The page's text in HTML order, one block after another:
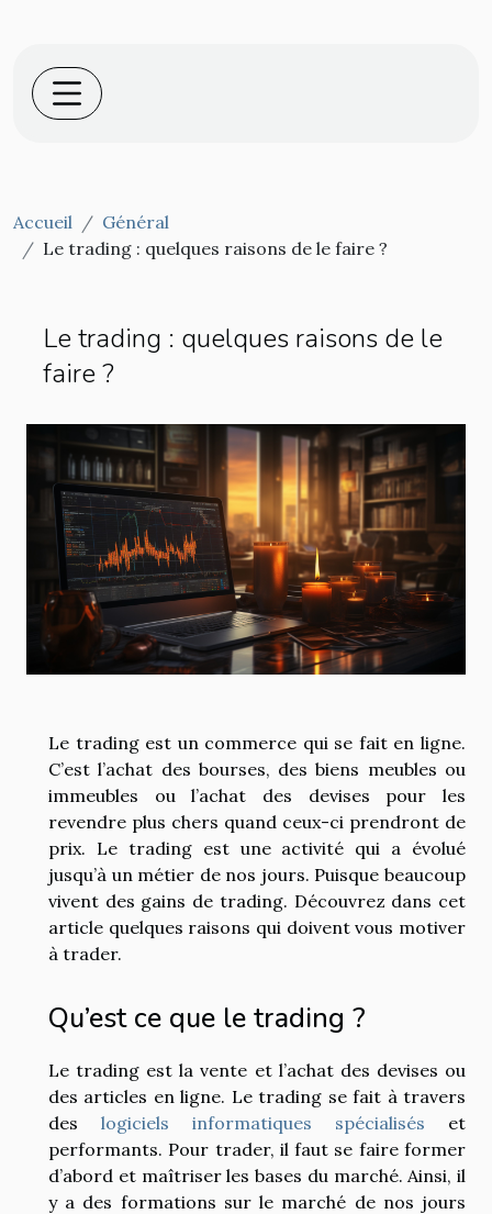
Accueil
Général
Le trading : quelques raisons de le faire ?
Le trading : quelques raisons de le
faire ?
Le trading est un commerce qui se fait en ligne.
C’est l’achat des bourses, des biens meubles ou
immeubles ou l’achat des devises pour les
revendre plus chers quand ceux-ci prendront de
prix. Le trading est une activité qui a évolué
jusqu’à un métier de nos jours. Puisque beaucoup
vivent des gains de trading. Découvrez dans cet
article quelques raisons qui doivent vous motiver
à trader.
Qu’est ce que le trading ?
Le trading est la vente et l’achat des devises ou
des articles en ligne. Le trading se fait à travers
des logiciels informatiques spécialisés et
performants. Pour trader, il faut se faire former
d’abord et maîtriser les bases du marché. Ainsi, il
y a des formations sur le marché de nos jours